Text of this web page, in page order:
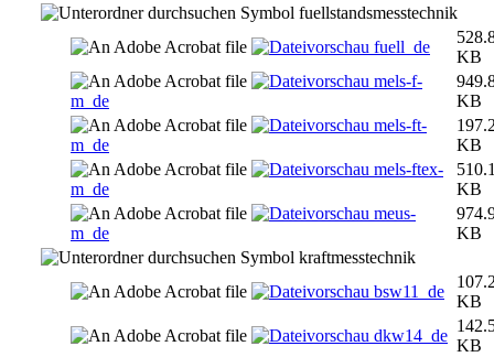
fuellstandsmesstechnik
fuell_de
KB
mels-f-
m_de
KB
mels-ft-
m_de
KB
mels-ftex-
m_de
KB
meus-
m_de
KB
kraftmesstechnik
bsw11_de
KB
dkw14_de
KB